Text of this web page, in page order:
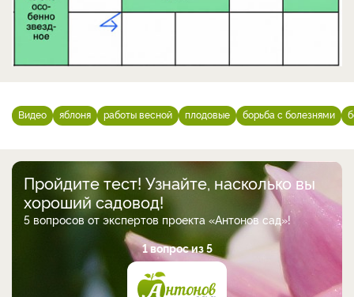
Видео яблоня работы весной плодовые борьба с болезнями
Пройдите тест! Узнайте, насколько вы
хороший садовод!
5 вопросов от экспертов проекта «Антонов сад»!
1 вопрос из 5